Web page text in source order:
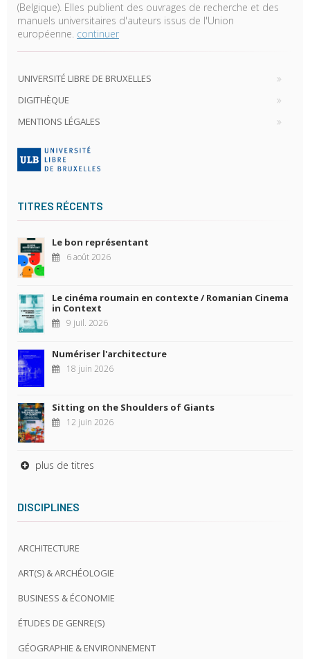
(Belgique). Elles publient des ouvrages de recherche et des
manuels universitaires d'auteurs issus de l'Union
européenne. continuer
UNIVERSITÉ LIBRE DE BRUXELLES
DIGITHÈQUE
MENTIONS LÉGALES
TITRES RÉCENTS
Le bon représentant
6 août 2026
Le cinéma roumain en contexte / Romanian Cinema
in Context
9 juil. 2026
Numériser l'architecture
18 juin 2026
Sitting on the Shoulders of Giants
12 juin 2026
plus de titres
DISCIPLINES
ARCHITECTURE
ART(S) & ARCHÉOLOGIE
BUSINESS & ÉCONOMIE
ÉTUDES DE GENRE(S)
GÉOGRAPHIE & ENVIRONNEMENT